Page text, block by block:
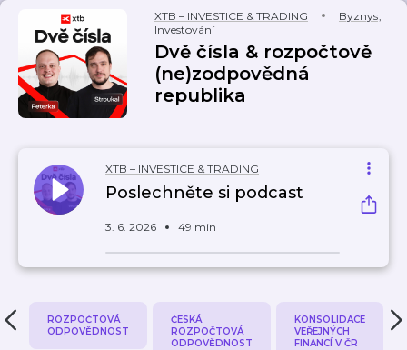
XTB – INVESTICE & TRADING Byznys,
Investování
Dvě čísla & rozpočtově
(ne)zodpovědná
republika
XTB – INVESTICE & TRADING
Poslechněte si podcast
3. 6. 2026 49 min
ROZPOČTOVÁ
ODPOVĚDNOST
ČESKÁ
ROZPOČTOVÁ
ODPOVĚDNOST
KONSOLIDACE
VEŘEJNÝCH
FINANCÍ V ČR